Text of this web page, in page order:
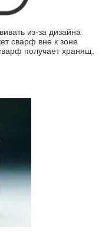
из-за дизайна
сварф вне к зоне
получает хранящ.